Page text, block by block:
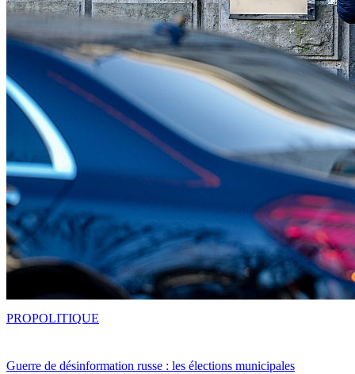
Guerre de désinformation russe : les élections municipales
PROPOLITIQUE